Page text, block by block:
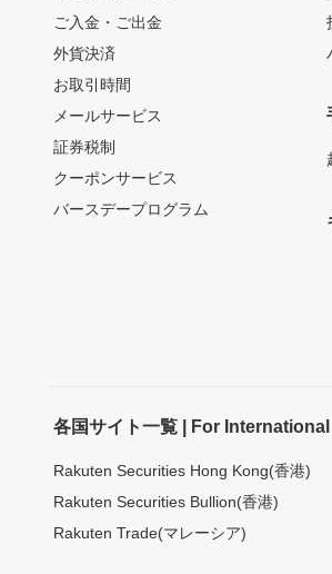
ご入金・ご出金
外貨決済
お取引時間
メールサービス
証券税制
クーポンサービス
バースデープログラム
各国サイト一覧 | For International
Rakuten Securities Hong Kong(香港)
Rakuten Securities Bullion(香港)
Rakuten Trade(マレーシア)